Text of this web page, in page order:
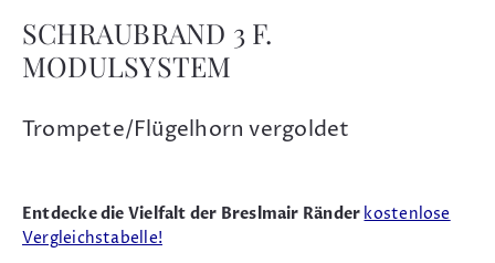
SCHRAUBRAND 3 F.
MODULSYSTEM
Trompete/Flügelhorn vergoldet
Entdecke die Vielfalt der Breslmair Ränder kostenlose
Vergleichstabelle!